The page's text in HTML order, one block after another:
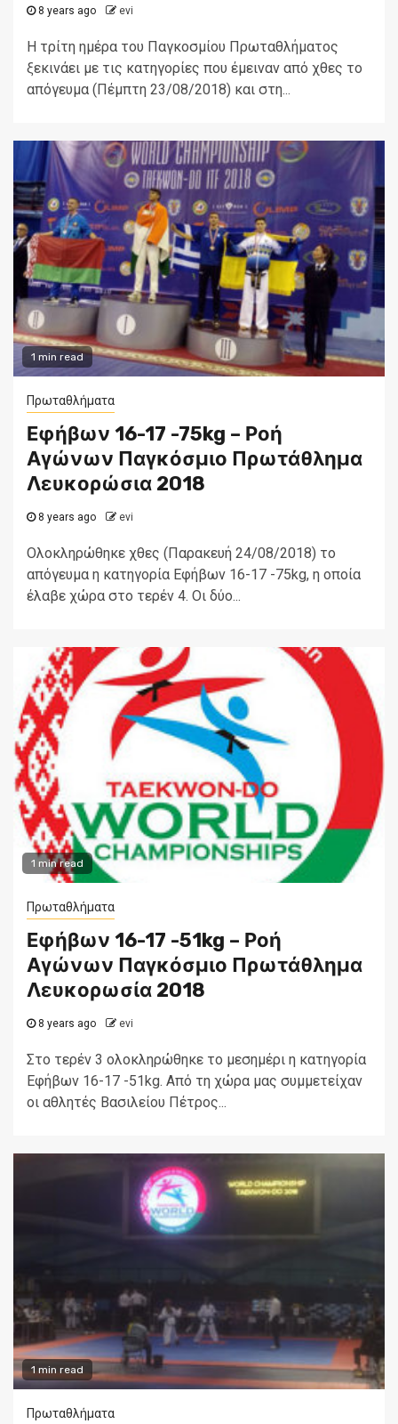
8 years ago evi
Η τρίτη ημέρα του Παγκοσμίου Πρωταθλήματος
ξεκινάει με τις κατηγορίες που έμειναν από χθες το
απόγευμα (Πέμπτη 23/08/2018) και στη...
1 min read
Πρωταθλήματα
Εφήβων 16-17 -75kg – Ροή
Αγώνων Παγκόσμιο Πρωτάθλημα
Λευκορώσια 2018
8 years ago evi
Ολοκληρώθηκε χθες (Παρακευή 24/08/2018) το
απόγευμα η κατηγορία Εφήβων 16-17 -75kg, η οποία
έλαβε χώρα στο τερέν 4. Οι δύο...
1 min read
Πρωταθλήματα
Εφήβων 16-17 -51kg – Ροή
Αγώνων Παγκόσμιο Πρωτάθλημα
Λευκορωσία 2018
8 years ago evi
Στο τερέν 3 ολοκληρώθηκε το μεσημέρι η κατηγορία
Εφήβων 16-17 -51kg. Από τη χώρα μας συμμετείχαν
οι αθλητές Βασιλείου Πέτρος...
1 min read
Πρωταθλήματα